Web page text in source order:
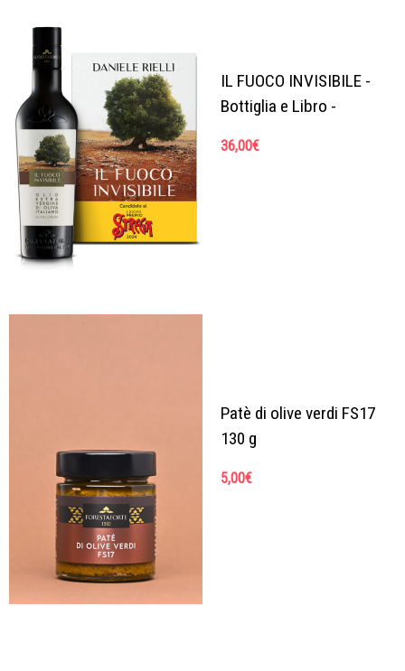
IL FUOCO INVISIBILE -
Bottiglia e Libro -
36,00€
Patè di olive verdi FS17
130 g
5,00€